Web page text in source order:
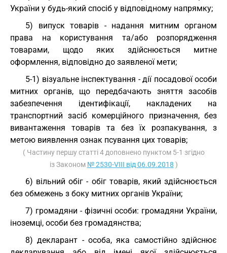
України у будь-який спосіб у відповідному напрямку;
5) випуск товарів - надання митним органом
права на користування та/або розпорядження
товарами, щодо яких здійснюється митне
оформлення, відповідно до заявленої мети;
5-1) візуальне інспектування - дії посадової особи
митних органів, що передбачають зняття засобів
забезпечення ідентифікації, накладених на
транспортний засіб комерційного призначення, без
вивантаження товарів та без їх розпакування, з
метою виявлення ознак псування цих товарів;
( Частину першу статті 4 доповнено пунктом 5-1 згідно
із Законом № 2530-VIII від 06.09.2018 )
6) вільний обіг - обіг товарів, який здійснюється
без обмежень з боку митних органів України;
7) громадяни - фізичні особи: громадяни України,
іноземці, особи без громадянства;
8) декларант - особа, яка самостійно здійснює